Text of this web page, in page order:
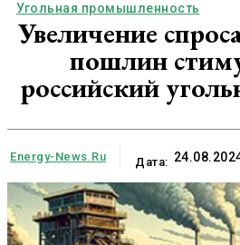
Угольная промышленность
Увеличение
пошлин
российский
Energy-News.ru Дата: